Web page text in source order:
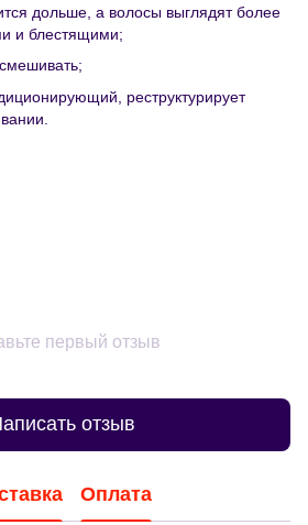
дольше, а волосы выглядят более
и блестящими;
реструктурирует
первый отзыв
отзыв
Оплата